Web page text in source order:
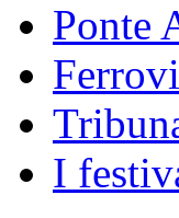
Ponte
I